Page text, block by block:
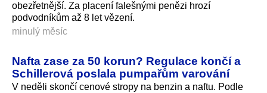
obezřetnější. Za placení falešnými penězi hrozí
podvodníkům až 8 let vězení.
minulý měsíc
Nafta zase za 50 korun? Regulace končí a
Schillerová poslala pumpařům varování
V neděli skončí cenové stropy na benzin a naftu. Podle